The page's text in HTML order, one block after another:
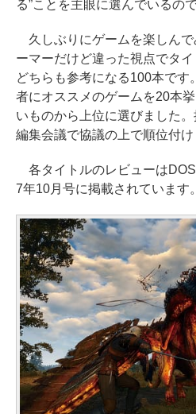
る”ことを主眼に選んでいるの
久しぶりにゲームを楽しん
ーマーだけど違った視点でタイ
どちらも参考になる100本です
者にオススメのゲームを20本
いものから上位に選びました。
編集会議で協議の上で順位付け
各タイトルのレビューは
7年10月号に掲載されています。